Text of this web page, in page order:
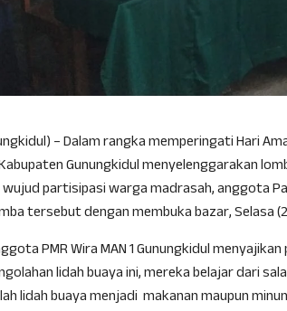
– Dalam rangka memperingati Hari
Gunungkidul menyelenggarakan
partisipasi warga madrasah, anggota
tersebut dengan membuka bazar, Selasa
PMR Wira MAN 1 Gunungkidul
lidah buaya ini, mereka belajar dari
lidah buaya menjadi makanan maupun